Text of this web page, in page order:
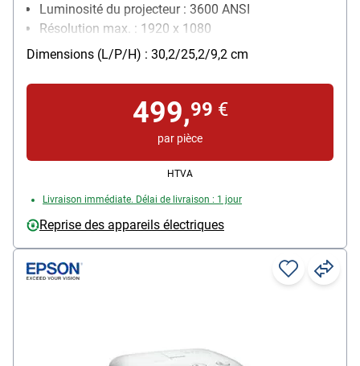
Luminosité du projecteur : 3600 ANSI
Résolution max. : 1920 x 1080
Particularités : grande surface de projection jusqu'à
337 pouces / 2 ports HDMI
Dimensions (L/P/H) : 30,2/25,2/9,2 cm
499,99 €
par pièce
HTVA
Livraison immédiate. Délai de livraison : 1 jour
Reprise des appareils électriques